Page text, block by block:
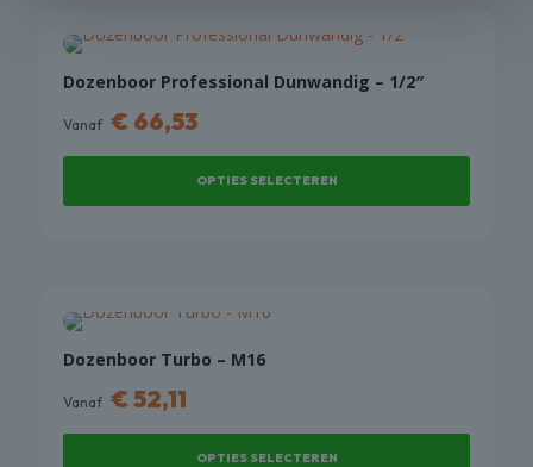
variaties.
Deze
kan
gekozen
op
Dozenboor Professional Dunwandig – 1/2″
Vanaf € 66,53
OPTIES SELECTEREN
variaties.
Deze
kan
gekozen
Dozenboor Turbo – M16
Vanaf €52,11
OPTIES SELECTEREN